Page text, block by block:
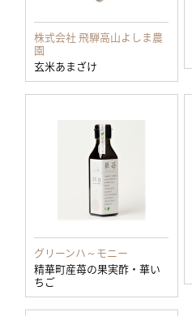
株式会社 飛騨高山よしま農
園
玄米あまざけ
グリーンハ～モニー
精華町産苺の果実酢・華い
ちご